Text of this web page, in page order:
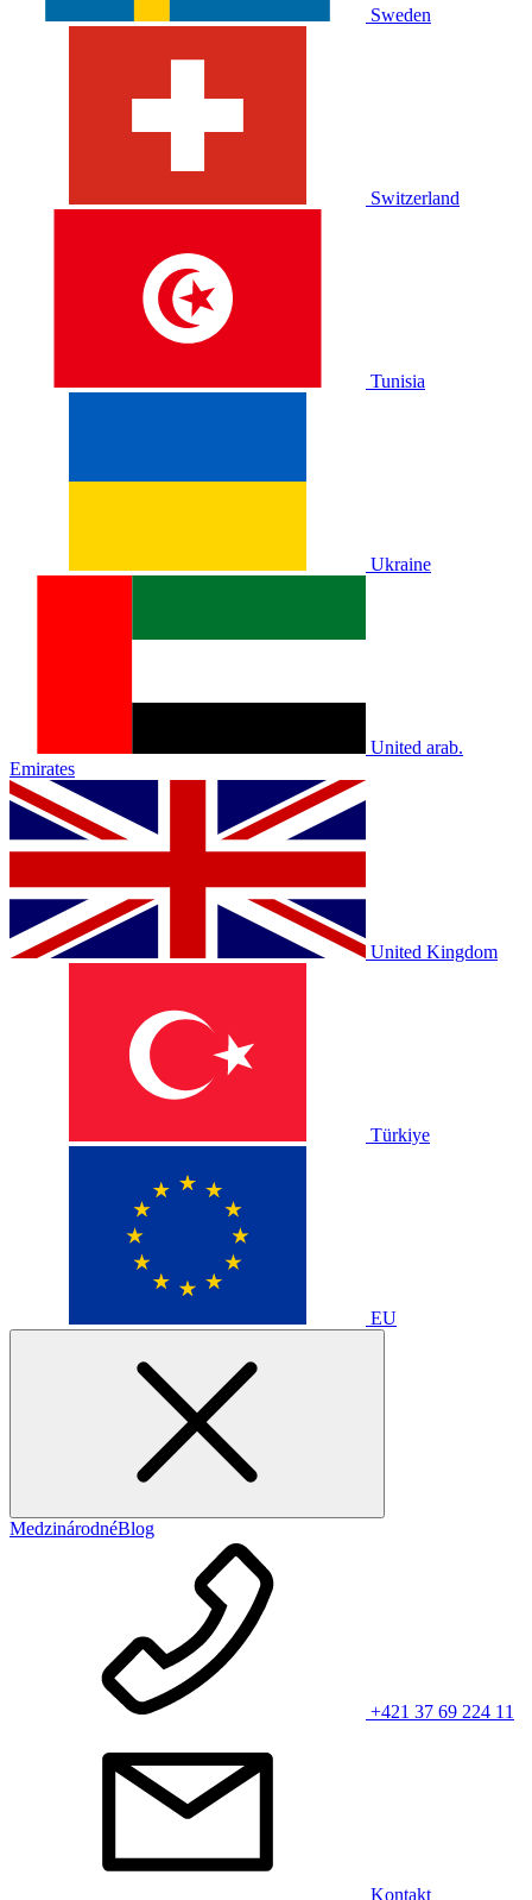
Sweden
Switzerland
Tunisia
Ukraine
United arab.
Emirates
United Kingdom
Türkiye
EU
MedzinárodnéBlog
+421 37 69 224 11
Kontakt